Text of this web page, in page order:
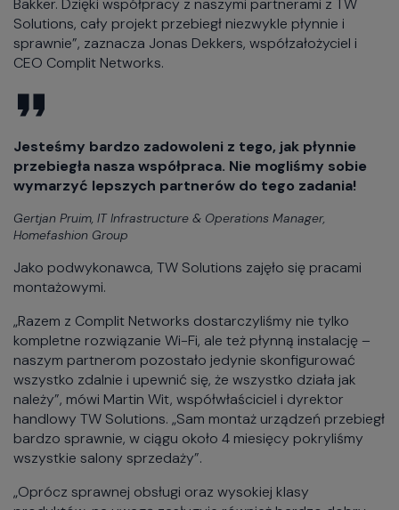
Bakker. Dzięki współpracy z naszymi partnerami z TW
Solutions, cały projekt przebiegł niezwykle płynnie i
sprawnie”, zaznacza Jonas Dekkers, współzałożyciel i
CEO Complit Networks.
Jesteśmy bardzo zadowoleni z tego, jak płynnie
przebiegła nasza współpraca. Nie mogliśmy sobie
wymarzyć lepszych partnerów do tego zadania!
Gertjan Pruim, IT Infrastructure & Operations Manager,
Homefashion Group
Jako podwykonawca, TW Solutions zajęło się pracami
montażowymi.
„Razem z Complit Networks dostarczyliśmy nie tylko
kompletne rozwiązanie Wi-Fi, ale też płynną instalację –
naszym partnerom pozostało jedynie skonfigurować
wszystko zdalnie i upewnić się, że wszystko działa jak
należy”, mówi Martin Wit, współwłaściciel i dyrektor
handlowy TW Solutions. „Sam montaż urządzeń przebiegł
bardzo sprawnie, w ciągu około 4 miesięcy pokryliśmy
wszystkie salony sprzedaży”.
„Oprócz sprawnej obsługi oraz wysokiej klasy